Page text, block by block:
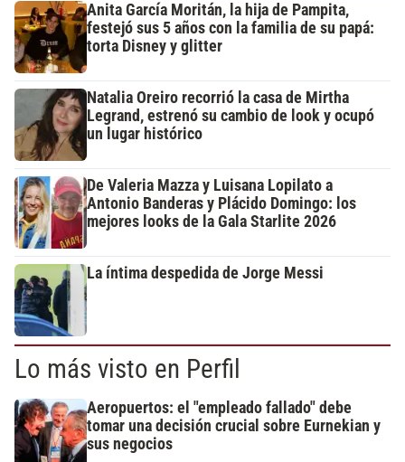
Anita García Moritán, la hija de Pampita,
festejó sus 5 años con la familia de su papá:
torta Disney y glitter
Natalia Oreiro recorrió la casa de Mirtha
Legrand, estrenó su cambio de look y ocupó
un lugar histórico
De Valeria Mazza y Luisana Lopilato a
Antonio Banderas y Plácido Domingo: los
mejores looks de la Gala Starlite 2026
La íntima despedida de Jorge Messi
Lo más visto en Perfil
Aeropuertos: el "empleado fallado" debe
tomar una decisión crucial sobre Eurnekian y
sus negocios